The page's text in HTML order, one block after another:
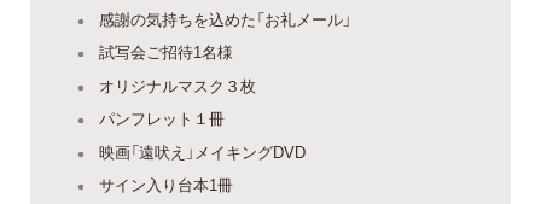
感謝の気持ちを込めた「お礼メール」
試写会ご招待1名様
オリジナルマスク３枚
パンフレット１冊
映画「遠吠え」メイキングDVD
サイン入り台本1冊